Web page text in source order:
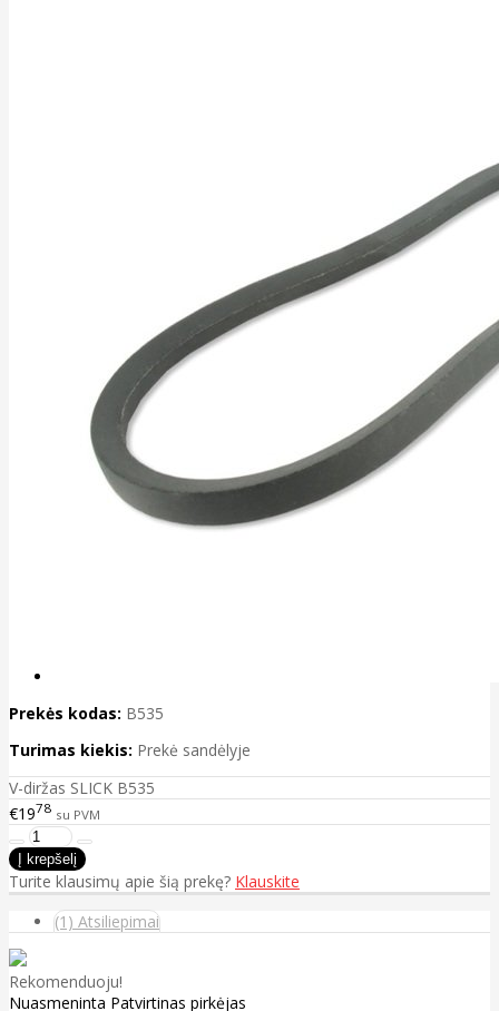
Prekės kodas: B535
Turimas kiekis: Prekė sandėlyje
V-diržas SLICK B535
€1978 su PVM
Turite klausimų apie šią prekę? Klauskite
(1) Atsiliepimai
Rekomenduoju!
Nuasmeninta Patvirtinas pirkėjas